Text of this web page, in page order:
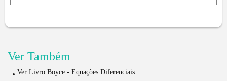
Ver Também
Ver Livro Boyce - Equações Diferenciais